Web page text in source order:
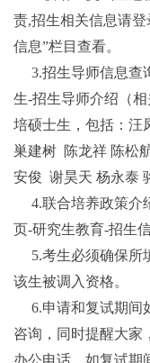
责,招生相关信息请
信息”栏目查看。
3.招生导师信息查
生-招生导师介绍（
培硕士生，包括：汪
巣建树 陈龙祥 陈松
安俊 谢昊天 杨永泰
4.联合培养政策介
页-研究生教育-招生
5.考生必须确保所
该生被调入资格。
6.申请和复试期间
咨询，同时提醒大家
办公电话，如复试期